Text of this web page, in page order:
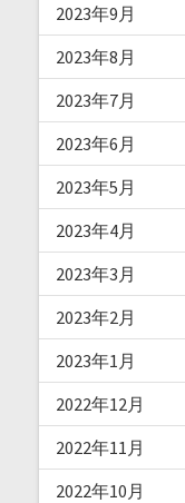
2023年9月
2023年8月
2023年7月
2023年6月
2023年5月
2023年4月
2023年3月
2023年2月
2023年1月
2022年12月
2022年11月
2022年10月